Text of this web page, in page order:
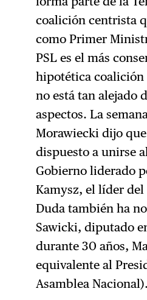
coalición centrista
como Primer
PSL es el más
hipotética coalición
no está tan alejado
aspectos. La
Morawiecki dijo
dispuesto a unirse
Gobierno liderado
Kamysz, el líder del
Duda también ha
Sawicki, diputado
durante 30 años,
equivalente al
Asamblea Nacional).